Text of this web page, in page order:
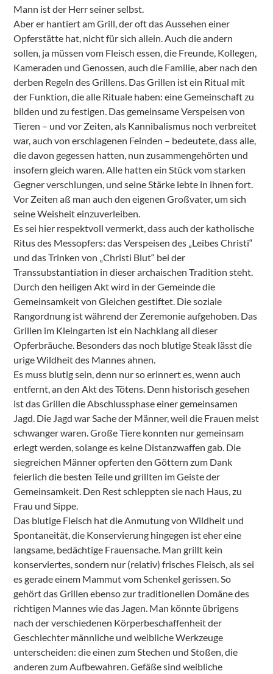
Mann ist der Herr seiner selbst.
Aber er hantiert am Grill, der oft das Aussehen einer
Opferstätte hat, nicht für sich allein. Auch die andern
sollen, ja müssen vom Fleisch essen, die Freunde, Kollegen,
Kameraden und Genossen, auch die Familie, aber nach den
derben Regeln des Grillens. Das Grillen ist ein Ritual mit
der Funktion, die alle Rituale haben: eine Gemeinschaft zu
bilden und zu festigen. Das gemeinsame Verspeisen von
Tieren – und vor Zeiten, als Kannibalismus noch verbreitet
war, auch von erschlagenen Feinden – bedeutete, dass alle,
die davon gegessen hatten, nun zusammengehörten und
insofern gleich waren. Alle hatten ein Stück vom starken
Gegner verschlungen, und seine Stärke lebte in ihnen fort.
Vor Zeiten aß man auch den eigenen Großvater, um sich
seine Weisheit einzuverleiben.
Es sei hier respektvoll vermerkt, dass auch der katholische
Ritus des Messopfers: das Verspeisen des „Leibes Christi“
und das Trinken von „Christi Blut“ bei der
Transsubstantiation in dieser archaischen Tradition steht.
Durch den heiligen Akt wird in der Gemeinde die
Gemeinsamkeit von Gleichen gestiftet. Die soziale
Rangordnung ist während der Zeremonie aufgehoben. Das
Grillen im Kleingarten ist ein Nachklang all dieser
Opferbräuche. Besonders das noch blutige Steak lässt die
urige Wildheit des Mannes ahnen.
Es muss blutig sein, denn nur so erinnert es, wenn auch
entfernt, an den Akt des Tötens. Denn historisch gesehen
ist das Grillen die Abschlussphase einer gemeinsamen
Jagd. Die Jagd war Sache der Männer, weil die Frauen meist
schwanger waren. Große Tiere konnten nur gemeinsam
erlegt werden, solange es keine Distanzwaffen gab. Die
siegreichen Männer opferten den Göttern zum Dank
feierlich die besten Teile und grillten im Geiste der
Gemeinsamkeit. Den Rest schleppten sie nach Haus, zu
Frau und Sippe.
Das blutige Fleisch hat die Anmutung von Wildheit und
Spontaneität, die Konservierung hingegen ist eher eine
langsame, bedächtige Frauensache. Man grillt kein
konserviertes, sondern nur (relativ) frisches Fleisch, als sei
es gerade einem Mammut vom Schenkel gerissen. So
gehört das Grillen ebenso zur traditionellen Domäne des
richtigen Mannes wie das Jagen. Man könnte übrigens
nach der verschiedenen Körperbeschaffenheit der
Geschlechter männliche und weibliche Werkzeuge
unterscheiden: die einen zum Stechen und Stoßen, die
anderen zum Aufbewahren. Gefäße sind weibliche